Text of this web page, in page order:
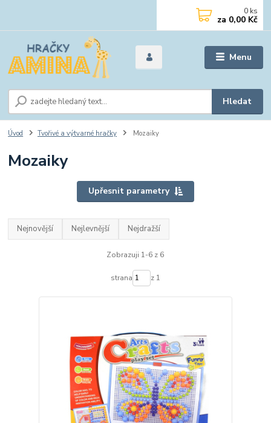
Menu
Hledat
0 ks
za 0,00 Kč
Úvod Tvořivé a výtvarné hračky Mozaiky
Mozaiky
Upřesnit parametry
Nejnovější Nejlevnější Nejdražší
Zobrazuji 1-6 z 6
strana z 1